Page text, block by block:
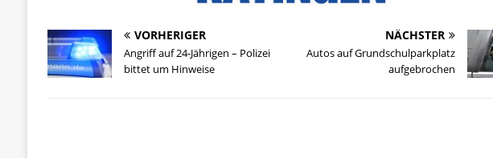
VORHERIGER
Angriff auf 24-Jährigen – Polizei
bittet um Hinweise
NÄCHSTER
Autos auf Grundschulparkplatz
aufgebrochen